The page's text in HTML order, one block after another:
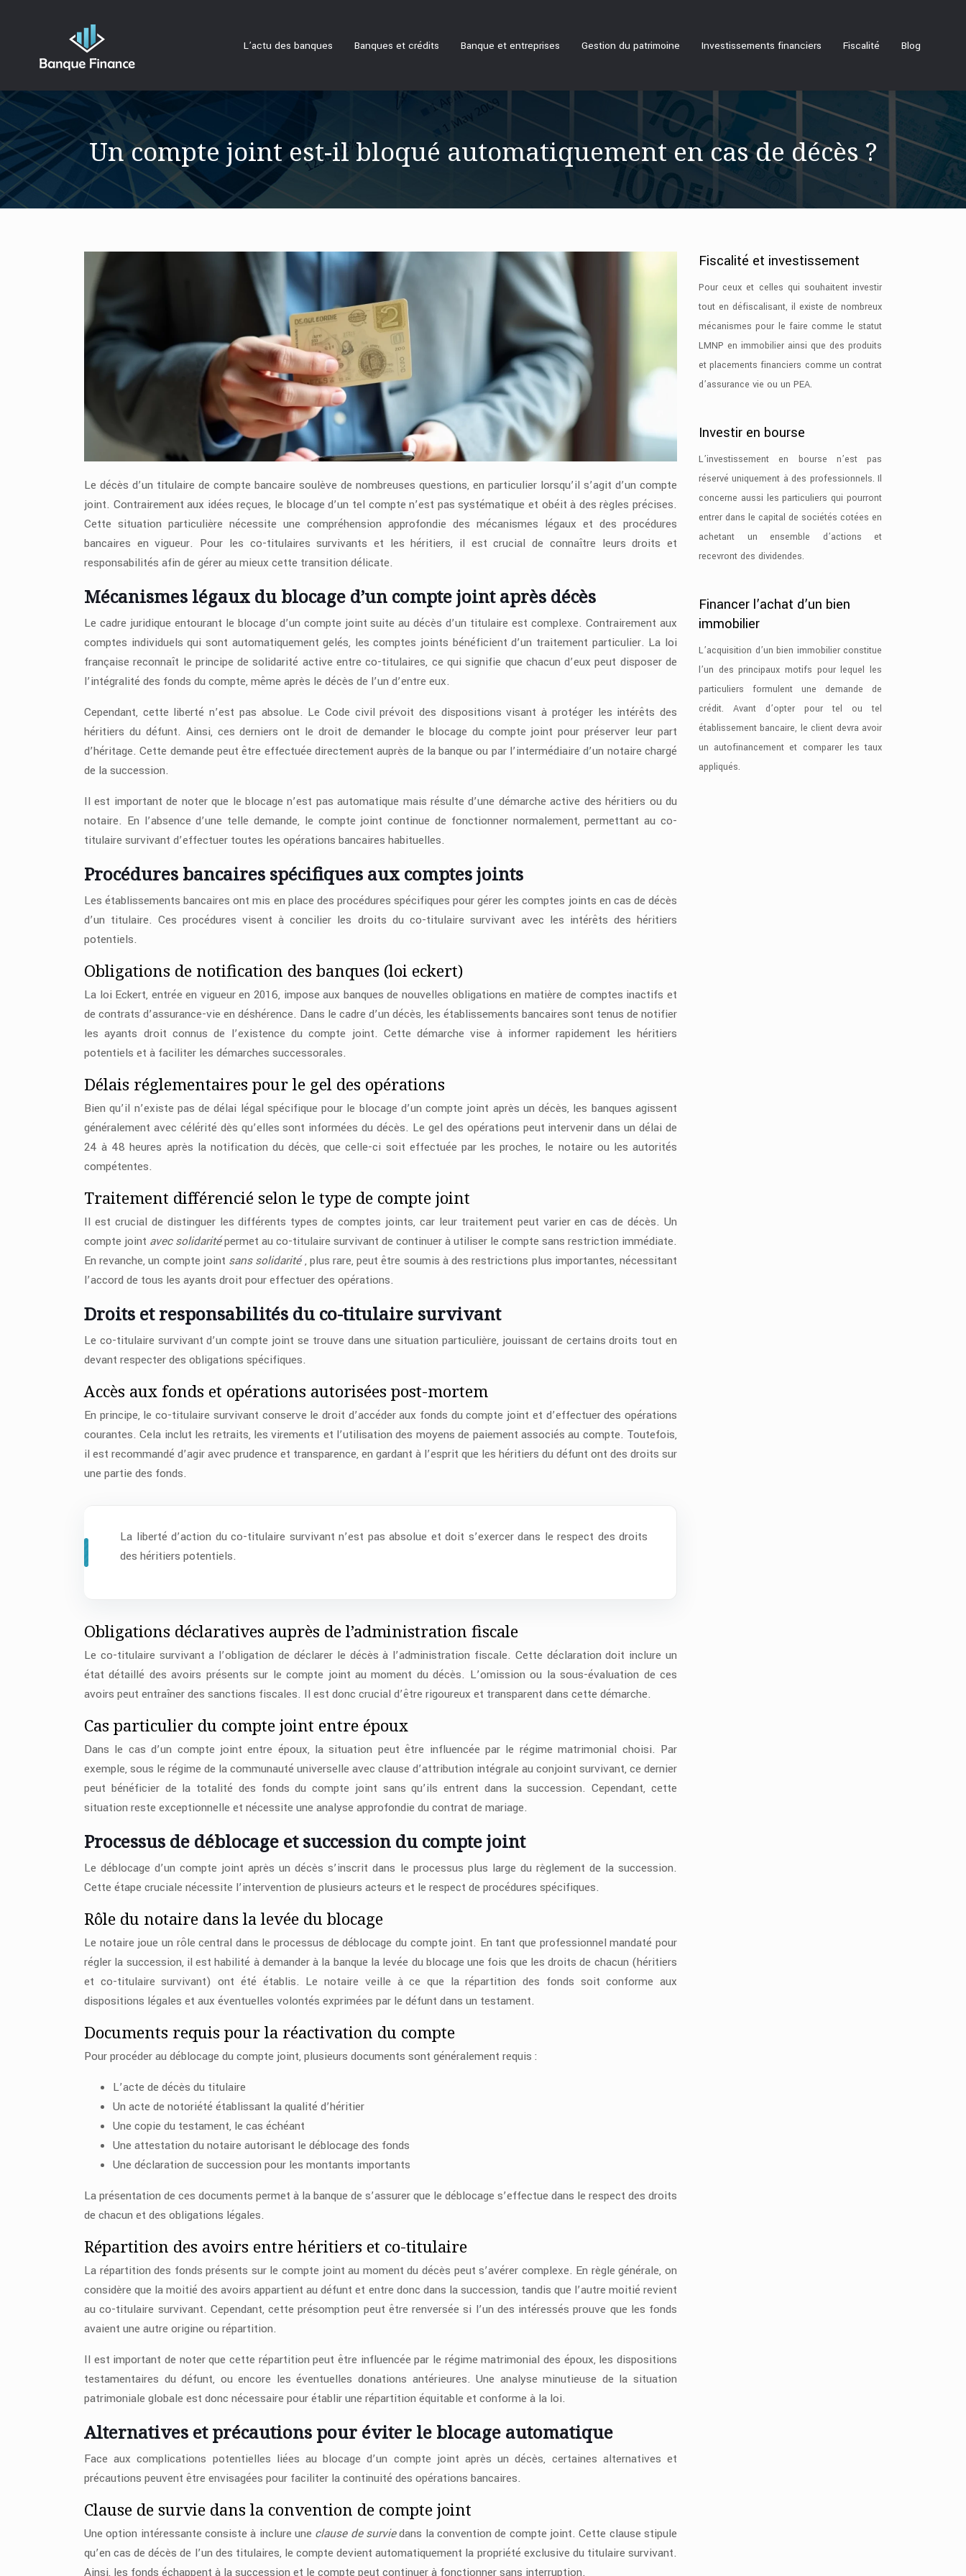
L’actu des banques Banques et crédits Banque et entreprises Gestion du patrimoine Investissements financiers Fiscalité Blog
Un compte joint est-il bloqué automatiquement en cas de décès ?
Le décès d’un titulaire de compte bancaire soulève de nombreuses questions, en particulier lorsqu’il s’agit d’un compte
joint. Contrairement aux idées reçues, le blocage d’un tel compte n’est pas systématique et obéit à des règles précises.
Cette situation particulière nécessite une compréhension approfondie des mécanismes légaux et des procédures
bancaires en vigueur. Pour les co-titulaires survivants et les héritiers, il est crucial de connaître leurs droits et
responsabilités afin de gérer au mieux cette transition délicate.
Mécanismes légaux du blocage d’un compte joint après décès
Le cadre juridique entourant le blocage d’un compte joint suite au décès d’un titulaire est complexe. Contrairement aux
comptes individuels qui sont automatiquement gelés, les comptes joints bénéficient d’un traitement particulier. La loi
française reconnaît le principe de solidarité active entre co-titulaires, ce qui signifie que chacun d’eux peut disposer de
l’intégralité des fonds du compte, même après le décès de l’un d’entre eux.
Cependant, cette liberté n’est pas absolue. Le Code civil prévoit des dispositions visant à protéger les intérêts des
héritiers du défunt. Ainsi, ces derniers ont le droit de demander le blocage du compte joint pour préserver leur part
d’héritage. Cette demande peut être effectuée directement auprès de la banque ou par l’intermédiaire d’un notaire chargé
de la succession.
Il est important de noter que le blocage n’est pas automatique mais résulte d’une démarche active des héritiers ou du
notaire. En l’absence d’une telle demande, le compte joint continue de fonctionner normalement, permettant au co-
titulaire survivant d’effectuer toutes les opérations bancaires habituelles.
Procédures bancaires spécifiques aux comptes joints
Les établissements bancaires ont mis en place des procédures spécifiques pour gérer les comptes joints en cas de décès
d’un titulaire. Ces procédures visent à concilier les droits du co-titulaire survivant avec les intérêts des héritiers
potentiels.
Obligations de notification des banques (loi eckert)
La loi Eckert, entrée en vigueur en 2016, impose aux banques de nouvelles obligations en matière de comptes inactifs et
de contrats d’assurance-vie en déshérence. Dans le cadre d’un décès, les établissements bancaires sont tenus de notifier
les ayants droit connus de l’existence du compte joint. Cette démarche vise à informer rapidement les héritiers
potentiels et à faciliter les démarches successorales.
Délais réglementaires pour le gel des opérations
Bien qu’il n’existe pas de délai légal spécifique pour le blocage d’un compte joint après un décès, les banques agissent
généralement avec célérité dès qu’elles sont informées du décès. Le gel des opérations peut intervenir dans un délai de
24 à 48 heures après la notification du décès, que celle-ci soit effectuée par les proches, le notaire ou les autorités
compétentes.
Traitement différencié selon le type de compte joint
Il est crucial de distinguer les différents types de comptes joints, car leur traitement peut varier en cas de décès. Un
compte joint avec solidaritépermet au co-titulaire survivant de continuer à utiliser le compte sans restriction immédiate.
En revanche, un compte joint sans solidarité, plus rare, peut être soumis à des restrictions plus importantes, nécessitant
l’accord de tous les ayants droit pour effectuer des opérations.
Droits et responsabilités du co-titulaire survivant
Le co-titulaire survivant d’un compte joint se trouve dans une situation particulière, jouissant de certains droits tout en
devant respecter des obligations spécifiques.
Accès aux fonds et opérations autorisées post-mortem
En principe, le co-titulaire survivant conserve le droit d’accéder aux fonds du compte joint et d’effectuer des opérations
courantes. Cela inclut les retraits, les virements et l’utilisation des moyens de paiement associés au compte. Toutefois,
il est recommandé d’agir avec prudence et transparence, en gardant à l’esprit que les héritiers du défunt ont des droits sur
une partie des fonds.
La liberté d’action du co-titulaire survivant n’est pas absolue et doit s’exercer dans le respect des droits
des héritiers potentiels.
Obligations déclaratives auprès de l’administration fiscale
Le co-titulaire survivant a l’obligation de déclarer le décès à l’administration fiscale. Cette déclaration doit inclure un
état détaillé des avoirs présents sur le compte joint au moment du décès. L’omission ou la sous-évaluation de ces
avoirs peut entraîner des sanctions fiscales. Il est donc crucial d’être rigoureux et transparent dans cette démarche.
Cas particulier du compte joint entre époux
Dans le cas d’un compte joint entre époux, la situation peut être influencée par le régime matrimonial choisi. Par
exemple, sous le régime de la communauté universelle avec clause d’attribution intégrale au conjoint survivant, ce dernier
peut bénéficier de la totalité des fonds du compte joint sans qu’ils entrent dans la succession. Cependant, cette
situation reste exceptionnelle et nécessite une analyse approfondie du contrat de mariage.
Processus de déblocage et succession du compte joint
Le déblocage d’un compte joint après un décès s’inscrit dans le processus plus large du règlement de la succession.
Cette étape cruciale nécessite l’intervention de plusieurs acteurs et le respect de procédures spécifiques.
Rôle du notaire dans la levée du blocage
Le notaire joue un rôle central dans le processus de déblocage du compte joint. En tant que professionnel mandaté pour
régler la succession, il est habilité à demander à la banque la levée du blocage une fois que les droits de chacun (héritiers
et co-titulaire survivant) ont été établis. Le notaire veille à ce que la répartition des fonds soit conforme aux
dispositions légales et aux éventuelles volontés exprimées par le défunt dans un testament.
Documents requis pour la réactivation du compte
Pour procéder au déblocage du compte joint, plusieurs documents sont généralement requis :
L’acte de décès du titulaire
Un acte de notoriété établissant la qualité d’héritier
Une copie du testament, le cas échéant
Une attestation du notaire autorisant le déblocage des fonds
Une déclaration de succession pour les montants importants
La présentation de ces documents permet à la banque de s’assurer que le déblocage s’effectue dans le respect des droits
de chacun et des obligations légales.
Répartition des avoirs entre héritiers et co-titulaire
La répartition des fonds présents sur le compte joint au moment du décès peut s’avérer complexe. En règle générale, on
considère que la moitié des avoirs appartient au défunt et entre donc dans la succession, tandis que l’autre moitié revient
au co-titulaire survivant. Cependant, cette présomption peut être renversée si l’un des intéressés prouve que les fonds
avaient une autre origine ou répartition.
Il est important de noter que cette répartition peut être influencée par le régime matrimonial des époux, les dispositions
testamentaires du défunt, ou encore les éventuelles donations antérieures. Une analyse minutieuse de la situation
patrimoniale globale est donc nécessaire pour établir une répartition équitable et conforme à la loi.
Alternatives et précautions pour éviter le blocage automatique
Face aux complications potentielles liées au blocage d’un compte joint après un décès, certaines alternatives et
précautions peuvent être envisagées pour faciliter la continuité des opérations bancaires.
Clause de survie dans la convention de compte joint
Une option intéressante consiste à inclure une clause de surviedans la convention de compte joint. Cette clause stipule
qu’en cas de décès de l’un des titulaires, le compte devient automatiquement la propriété exclusive du titulaire survivant.
Ainsi, les fonds échappent à la succession et le compte peut continuer à fonctionner sans interruption.
Fiscalité et investissement
Pour ceux et celles qui souhaitent investir
tout en défiscalisant, il existe de nombreux
mécanismes pour le faire comme le statut
LMNP en immobilier ainsi que des produits
et placements financiers comme un contrat
d’assurance vie ou un PEA.
Investir en bourse
L’investissement en bourse n’est pas
réservé uniquement à des professionnels. Il
concerne aussi les particuliers qui pourront
entrer dans le capital de sociétés cotées en
achetant un ensemble d’actions et
recevront des dividendes.
Financer l’achat d’un bien
immobilier
L’acquisition d’un bien immobilier constitue
l’un des principaux motifs pour lequel les
particuliers formulent une demande de
crédit. Avant d’opter pour tel ou tel
établissement bancaire, le client devra avoir
un autofinancement et comparer les taux
appliqués.